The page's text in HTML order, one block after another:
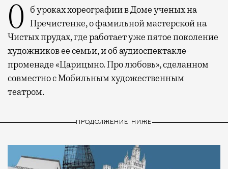
Об уроках хореографии в Доме ученых на Пречистенке, о фамильной мастерской на
Чистых прудах, где работает уже пятое поколение
художников ее семьи, и об аудиоспектакле-
променаде «Царицыно. Про любовь», сделанном
совместно с Мобильным художественным
театром.
ПРОДОЛЖЕНИЕ НИЖЕ